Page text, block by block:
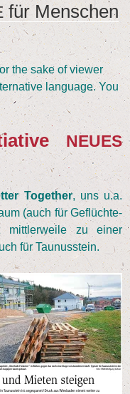
für Men­schen
the sake of view­er
lan­guage. You
NEUES
Tog­e­ther, uns u.a.
(auch für Geflüch­te­
mitt­ler­wei­le zu einer
für Taunusstein.